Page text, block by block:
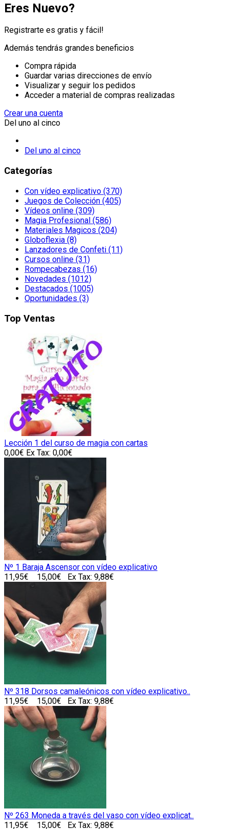
Eres Nuevo?
Registrarte es gratis y fácil!
Además tendrás grandes beneficios
Compra rápida
Guardar varias direcciones de envío
Visualizar y seguir los pedidos
Acceder a material de compras realizadas
Crear una cuenta
Del uno al cinco
Del uno al cinco
Categorías
Con vídeo explicativo (370)
Juegos de Colección (405)
Vídeos online (309)
Magia Profesional (586)
Materiales Magicos (204)
Globoflexia (8)
Lanzadores de Confeti (11)
Cursos online (31)
Rompecabezas (16)
Novedades (1012)
Destacados (1005)
Oportunidades (3)
Top Ventas
Lección 1 del curso de magia con cartas
0,00€ Ex Tax: 0,00€
Nº 1 Baraja Ascensor con vídeo explicativo
11,95€
15,00€ Ex Tax: 9,88€
Nº 318 Dorsos camaleónicos con vídeo explicativo..
11,95€
15,00€ Ex Tax: 9,88€
Nº 263 Moneda a través del vaso con vídeo explicat..
11,95€
15,00€ Ex Tax: 9,88€